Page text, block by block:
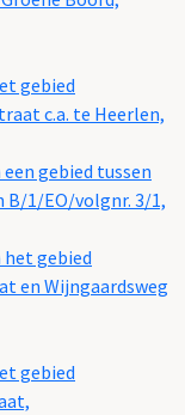
gebied
c.a. te Heerlen,
gebied tussen
B/1/EO/volgnr. 3/1,
gebied
en Wijngaardsweg
gebied